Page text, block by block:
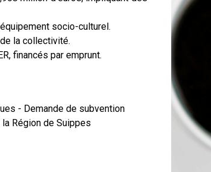
socio-culturel.
la collectivité.
financés par emprunt.
- Demande de subvention
Région de Suippes